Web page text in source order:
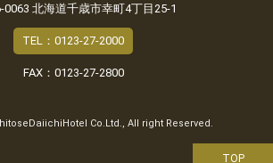
0063 北海道千歳市幸町4丁目25-1
TEL：0123-27-2000
FAX：0123-27-2800
Co.Ltd., All right Reserved.
TOP